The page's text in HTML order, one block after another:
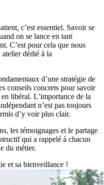
c’est essentiel. Savoir se
on se lance en tant
C’est pour cela que nous
dédié à la
d’une stratégie de
conseils concrets pour savoir
libéral. L’importance de la
n’est pas toujours
d’y voir plus clair.
les témoignages et le partage
qui a rappelé à chacun
du métier.
et sa bienveillance !